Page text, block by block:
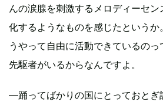
んの涙腺を刺激するメロディーセ
化するようなものを感じたというか
うやって自由に活動できているの
先駆者がいるからなんですよ。
―踊ってばかりの国にとっておとぎ